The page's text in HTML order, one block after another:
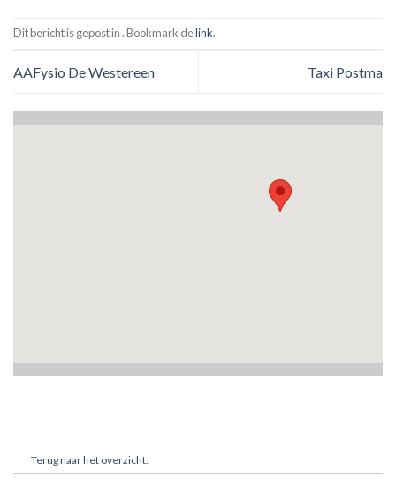
Dit bericht is gepost in . Bookmark delink.
AAFysio De Westereen Taxi Postma
Terug naar het overzicht.